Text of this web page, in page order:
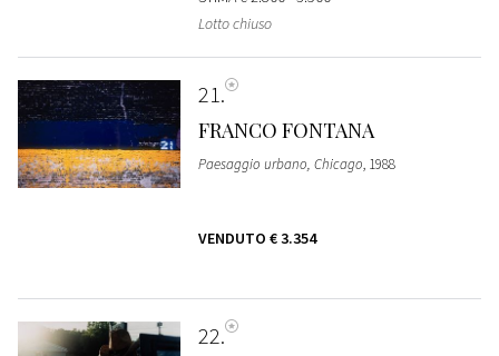
Lotto chiuso
21
FRANCO FONTANA
Paesaggio urbano, Chicago, 1988
VENDUTO € 3.354
22